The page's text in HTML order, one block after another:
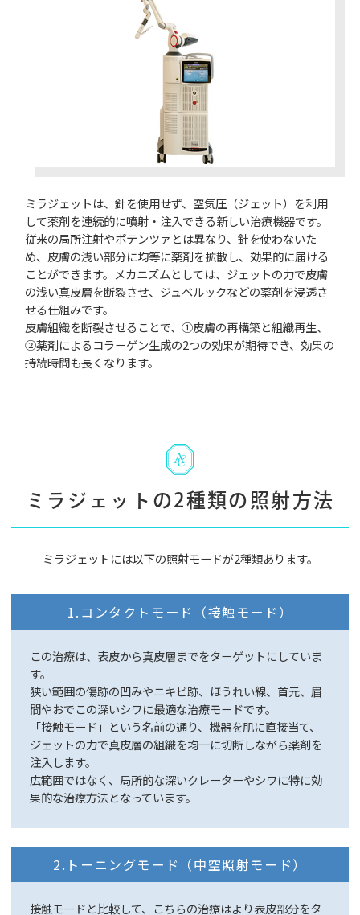
ミラジェットは、針を使用せず、空気圧（ジェット）を利用
して薬剤を連続的に噴射・注入できる新しい治療機器です。
従来の局所注射やポテンツァとは異なり、針を使わないた
め、皮膚の浅い部分に均等に薬剤を拡散し、効果的に届ける
ことができます。メカニズムとしては、ジェットの力で皮膚
の浅い真皮層を断裂させ、ジュベルックなどの薬剤を浸透さ
せる仕組みです。
皮膚組織を断裂させることで、①皮膚の再構築と組織再生、
②薬剤によるコラーゲン生成の2つの効果が期待でき、効果の
持続時間も長くなります。
ミラジェットの2種類の照射方法
ミラジェットには以下の照射モードが2種類あります。
1.コンタクトモード（接触モード）
この治療は、表皮から真皮層までをターゲットにしていま
す。
狭い範囲の傷跡の凹みやニキビ跡、ほうれい線、首元、眉
間やおでこの深いシワに最適な治療モードです。
「接触モード」という名前の通り、機器を肌に直接当て、
ジェットの力で真皮層の組織を均一に切断しながら薬剤を
注入します。
広範囲ではなく、局所的な深いクレーターやシワに特に効
果的な治療方法となっています。
2.トーニングモード（中空照射モード）
接触モードと比較して、こちらの治療はより表皮部分をタ